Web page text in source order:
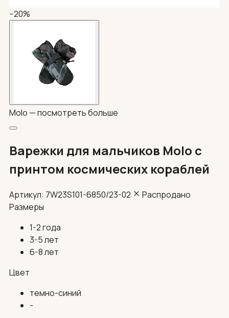
−20%
Molo —посмотреть больше
Варежки для мальчиков Molo с
принтом космических кораблей
Артикул: 7W23S101-6850/23-02
Распродано
Размеры
1-2 года
3-5 лет
6-8 лет
Цвет
темно-синий
-